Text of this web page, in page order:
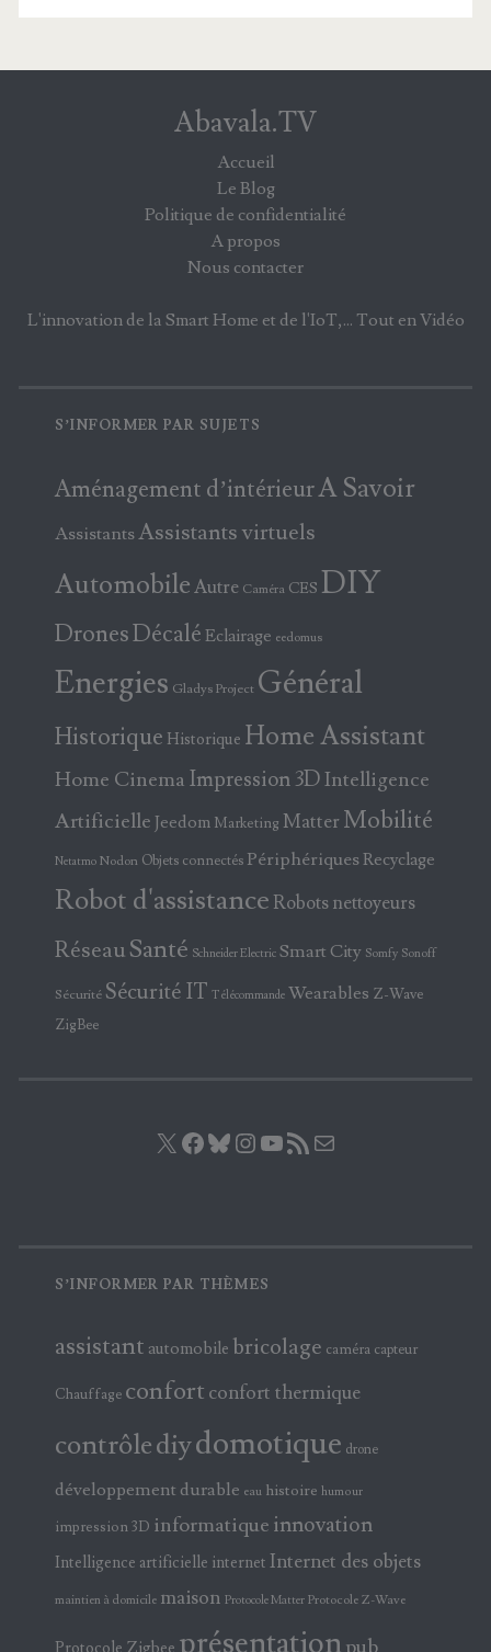
Abavala.TV
Accueil
Le Blog
Politique de confidentialité
A propos
Nous contacter
L'innovation de la Smart Home et de l'IoT,... Tout en Vidéo
S’INFORMER PAR SUJETS
Aménagement d’intérieurA Savoir
AssistantsAssistants virtuels
AutomobileAutre Caméra CES DIY
DronesDécalé Eclairage eedomus
Energies Gladys Project Général
Historique Historique Home Assistant
Home Cinema Impression 3DIntelligence
Artificielle Jeedom Marketing Matter Mobilité
Netatmo Nodon Objets connectés PériphériquesRecyclage
Robot d'assistance Robots nettoyeurs
RéseauSanté Schneider Electric Smart City Somfy Sonoff
Sécurité Sécurité IT Télécommande Wearables Z-Wave
ZigBee
X Facebook
Bluesky
Instagram
YouTube
Flux RSS
S’INFORMER PAR THÈMES
assistant automobile bricolage caméra capteur
Chauffage confort confort thermique
contrôlediydomotique drone
développement durable eau histoire humour
impression 3D informatique innovation
Intelligence artificielle internet Internet des objets
maintien à domicile maison Protocole Matter Protocole Z-Wave
Protocole Zigbee présentation pub